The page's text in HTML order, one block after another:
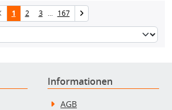
1 2 3 ... 167
Informationen
AGB